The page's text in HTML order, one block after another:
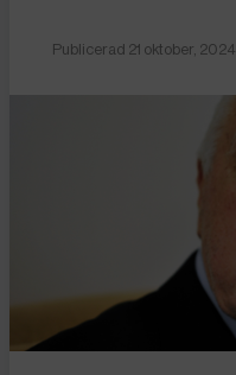
Publicerad 21 oktober, 2024